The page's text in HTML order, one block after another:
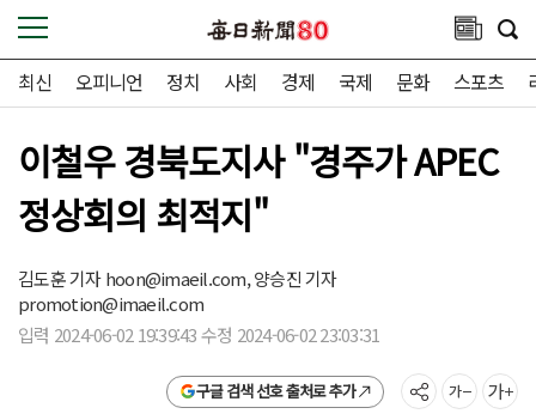
최신 오피니언 정치 사회 경제 국제 문화 스포츠
이철우 경북도지사 "경주가 APEC
정상회의 최적지"
김도훈 기자hoon@imaeil.com,양승진 기자
promotion@imaeil.com
입력 2024-06-02 19:39:43 수정 2024-06-02 23:03:31
구글 검색 선호 출처로 추가